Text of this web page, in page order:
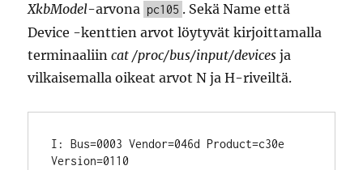
XkbModel-arvona pc105 . Sekä Name että
Device -kenttien arvot löytyvät kirjoittamalla
terminaaliincat /proc/bus/input/devices ja
vilkaisemalla oikeat arvot N ja H-riveiltä.
I: Bus=0003 Vendor=046d Product=c30e